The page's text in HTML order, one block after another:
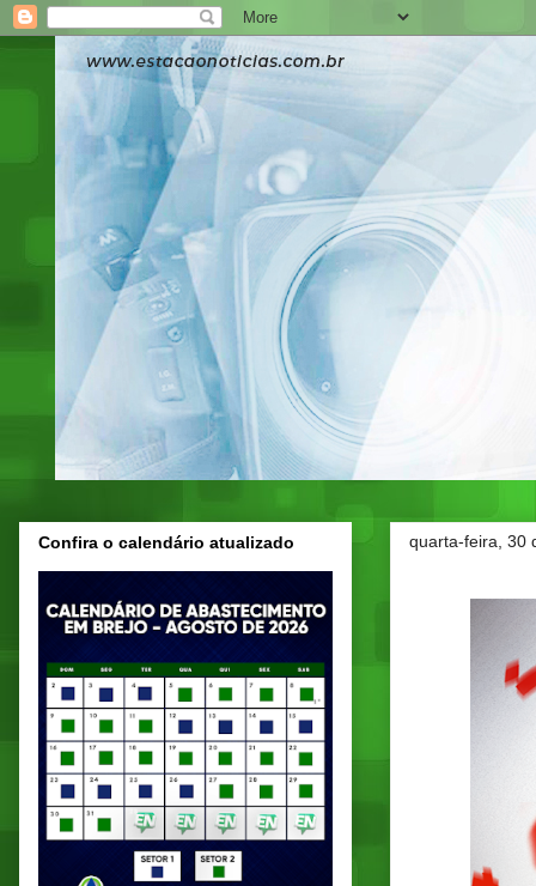
quarta-feira, 30
Confira o calendário atualizado